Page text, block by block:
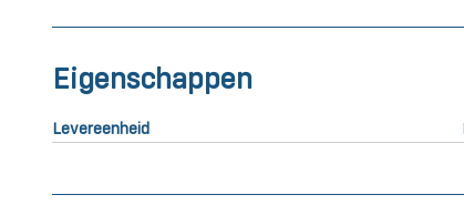
Eigenschappen
Levereenheid